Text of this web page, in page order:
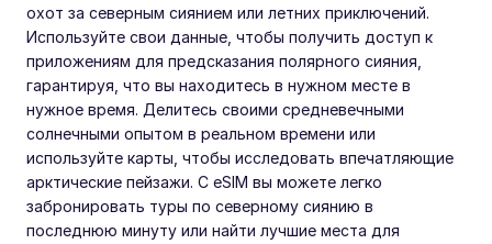
охот за северным сиянием или летних приключений.
Используйте свои данные, чтобы получить доступ к
приложениям для предсказания полярного сияния,
гарантируя, что вы находитесь в нужном месте в
нужное время. Делитесь своими средневечными
солнечными опытом в реальном времени или
используйте карты, чтобы исследовать впечатляющие
арктические пейзажи. С eSIM вы можете легко
забронировать туры по северному сиянию в
последнюю минуту или найти лучшие места для